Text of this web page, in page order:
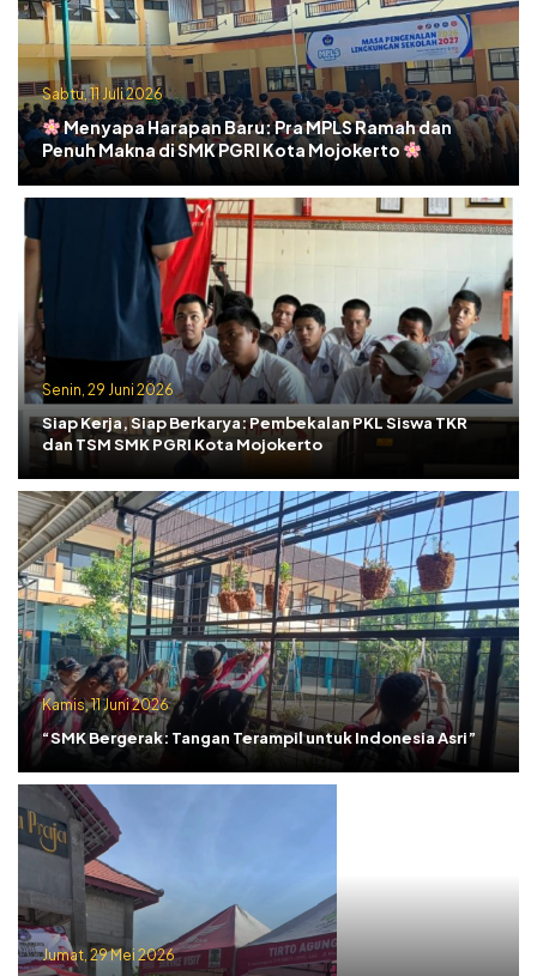
Sabtu, 11 Juli 2026
Menyapa Harapan Baru: Pra MPLS Ramah dan
Penuh Makna di SMK PGRI Kota Mojokerto
Senin, 29 Juni 2026
Siap Kerja, Siap Berkarya: Pembekalan PKL Siswa TKR
dan TSM SMK PGRI Kota Mojokerto
Kamis, 11 Juni 2026
“SMK Bergerak: Tangan Terampil untuk Indonesia Asri”
Jumat, 29 Mei 2026